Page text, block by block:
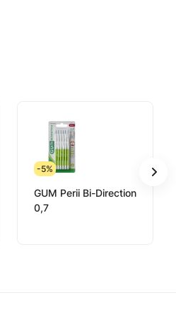
-5%
GUM Perii Bi-Direction
0,7